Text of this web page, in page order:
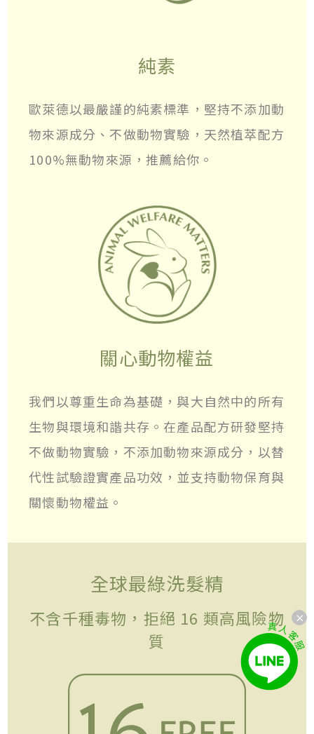
純素
歐萊德以最嚴謹的純素標準，堅持不添加動
物來源成分、不做動物實驗，天然植萃配方
100%無動物來源，推薦給你。
關心動物權益
我們以尊重生命為基礎，與大自然中的所有
生物與環境和諧共存。在產品配方研發堅持
不做動物實驗，不添加動物來源成分，以替
代性試驗證實產品功效，並支持動物保育與
關懷動物權益。
全球最綠洗髮精
不含千種毒物，拒絕 16 類高風險物
質